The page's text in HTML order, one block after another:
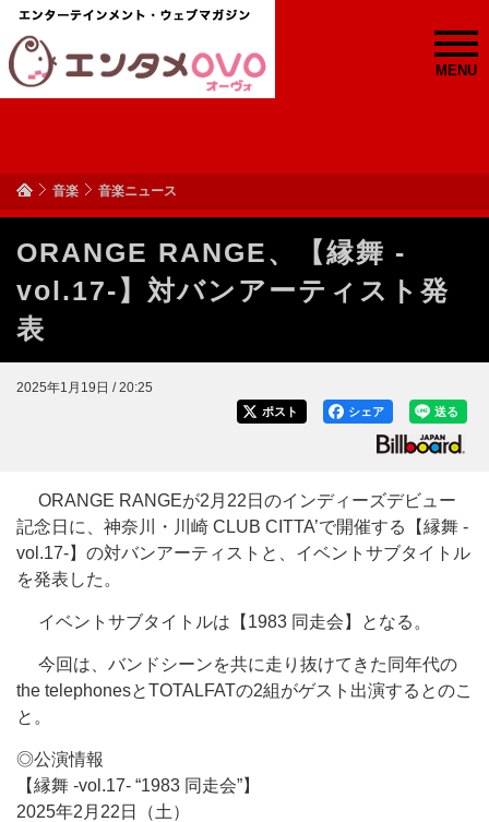
MENU
音楽 音楽ニュース
ORANGE RANGE、【縁舞 -
vol.17-】対バンアーティスト発
表
2025年1月19日 / 20:25
送る
シェア
ポスト
ORANGE RANGEが2月22日のインディーズデビュー
記念日に、神奈川・川崎 CLUB CITTA’で開催する【縁舞 -
vol.17-】の対バンアーティストと、イベントサブタイトル
を発表した。
イベントサブタイトルは【1983 同走会】となる。
今回は、バンドシーンを共に走り抜けてきた同年代の
the telephonesとTOTALFATの2組がゲスト出演するとのこ
と。
◎公演情報
【縁舞 -vol.17- “1983 同走会”】
2025年2月22日（土）